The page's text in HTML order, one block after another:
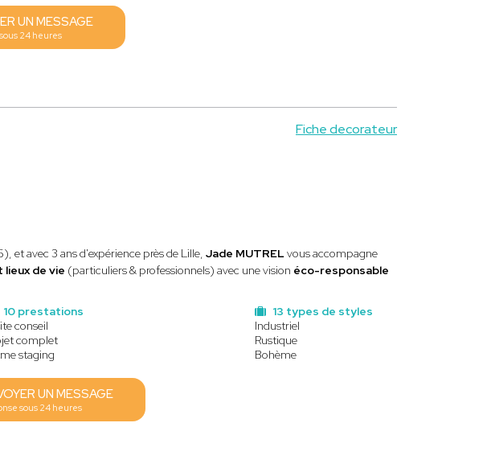
UN MESSAGE
24 heures
Fiche decorateur
et avec 3 ans d'expérience près de Lille, Jade MUTRELvous accompagne
de vie (particuliers & professionnels) avec une vision éco-responsable
13 types de styles
Industriel
Rustique
Bohème
10 prestations
conseil
complet
staging
UN MESSAGE
sous 24 heures